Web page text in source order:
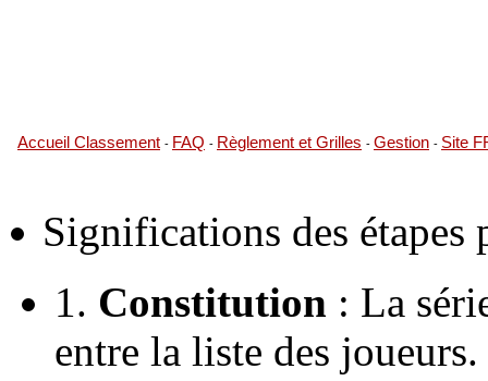
Accueil Classement - FAQ - Règlement et Grilles - Gestion - Site
Significations des
1. Constitution : La
entre la liste des joueurs.